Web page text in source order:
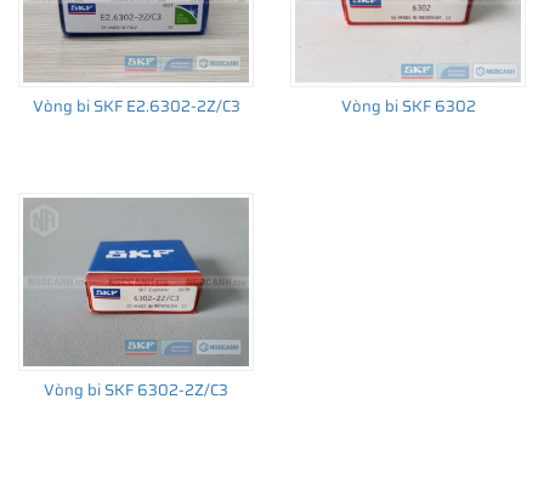
không sử dụng phớt chắn mỡ, loại vòng bi bạc đạn sử dụng phớt
chắn mỡ bằng thép (ký hiệu 2Z) hoặc bằng cao su (ký hiệu 2RS1
/ 2RSH) và các loại khe hở tiêu chuẩn, khe hở C3, C4, C5...vv.
ngàn chi tiết quay trên hàng ngàn thiết bị máy móc khác nhau.
Do đó bạn nên lựa chọn chính xác loại vòng bi phù hợp với máy
móc thiết bị và nhu cầu của mình để tối ưu chi phí và hiệu suất
hoạt động của vòng bi và máy móc.
Vòng bi SKF E2.6302-2Z/C3 Vòng bi SKF 6302
Vòng bi SKF 6302-2Z/C3